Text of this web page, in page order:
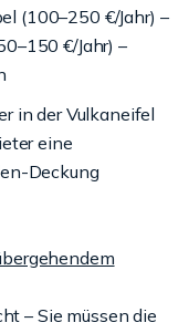
(100–250 €/Jahr) –
€/Jahr) –
in der Vulkaneifel
eine
Deckung
– Sie müssen die